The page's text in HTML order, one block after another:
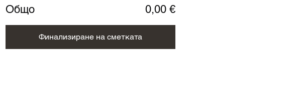
Общо 0,00 €
Финализиране на сметката